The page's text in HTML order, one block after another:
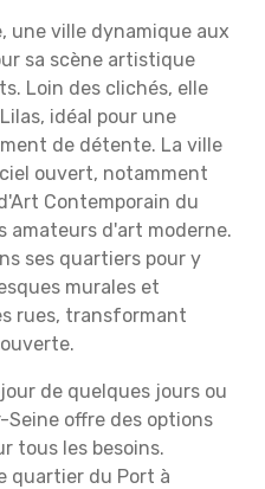
une ville dynamique aux
sa scène artistique
Loin des clichés, elle
idéal pour une
de détente. La ville
ouvert, notamment
Contemporain du
amateurs d'art moderne.
ses quartiers pour y
murales et
rues, transformant
de quelques jours ou
offre des options
tous les besoins.
quartier du Port à